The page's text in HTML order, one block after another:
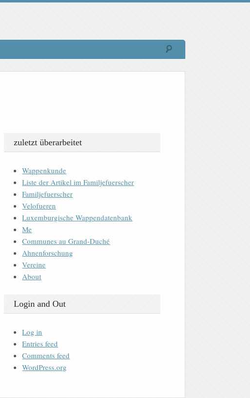
zuletzt überarbeitet
Wappenkunde
Liste der Artikel im Familjefuerscher
Familjefuerscher
Velofueren
Luxemburgische Wappendatenbank
Me
Communes au Grand-Duché
Ahnenforschung
Vereine
About
Login and Out
Log in
Entries feed
Comments feed
WordPress.org